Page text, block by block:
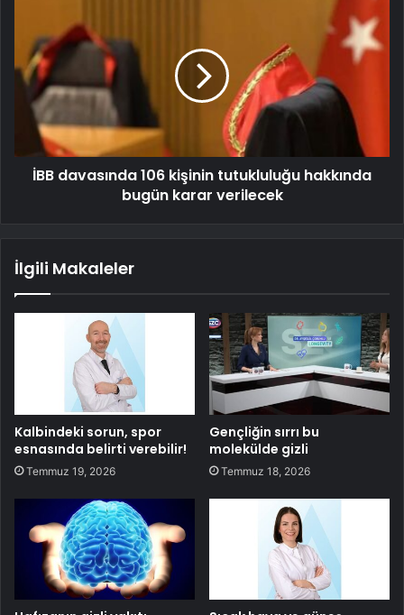
İBB davasında 106 kişinin tutukluluğu hakkında
bugün karar verilecek
İlgili Makaleler
Kalbindeki sorun, spor
esnasında belirti verebilir!
Temmuz 19, 2026
Gençliğin sırrı bu
molekülde gizli
Temmuz 18, 2026